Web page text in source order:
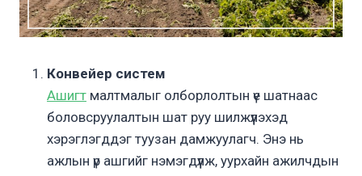
Конвейер систем
Ашигт малтмалыг олборлолтын үе шатнаас
боловсруулалтын шат руу шилжүүлэхэд
хэрэглэгддэг туузан дамжуулагч. Энэ нь
ажлын үр ашгийг нэмэгдүүлж, уурхайн ажилчдын